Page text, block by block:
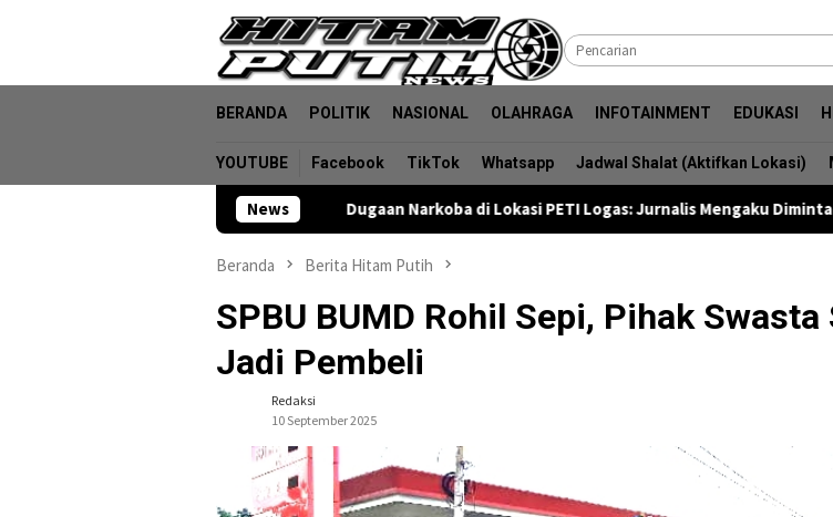
BERANDA POLITIK NASIONAL OLAHRAGA INFOTAINMENT EDUKASI
YOUTUBE Facebook TikTok Whatsapp Jadwal Shalat (Aktifkan Lokasi)
News
Dugaan Narkoba di Lokasi PETI Logas: Jurnalis Mengaku Diminta Hapus Berita
Beranda Berita Hitam Putih
SPBU BUMD Rohil Sepi, Pihak Swasta
Jadi Pembeli
Redaksi
10 September 2025